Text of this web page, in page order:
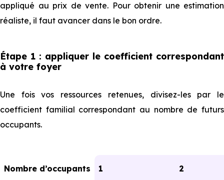
appliqué au prix de vente. Pour obtenir une estimation
réaliste, il faut avancer dans le bon ordre.
Étape 1 : appliquer le coefficient correspondant
à votre foyer
Une fois vos ressources retenues, divisez-les par le
coefficient familial correspondant au nombre de futurs
occupants.
Nombre d’occupants 1 2